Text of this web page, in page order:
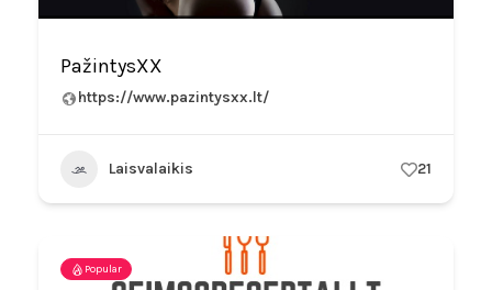
PažintysXX
https://www.pazintysxx.lt/
Laisvalaikis 21
Popular